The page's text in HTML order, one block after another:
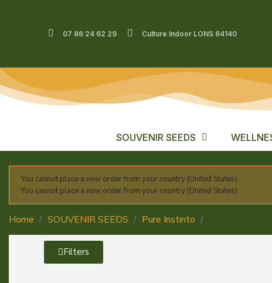
07 86 24 62 29 Culture Indoor LONS 64140
SOUVENIR SEEDS
You cannot place a new order from your country (United States).
You cannot place a new order from your country (United States).
Home SOUVENIR SEEDS Pure Instinto
Filters